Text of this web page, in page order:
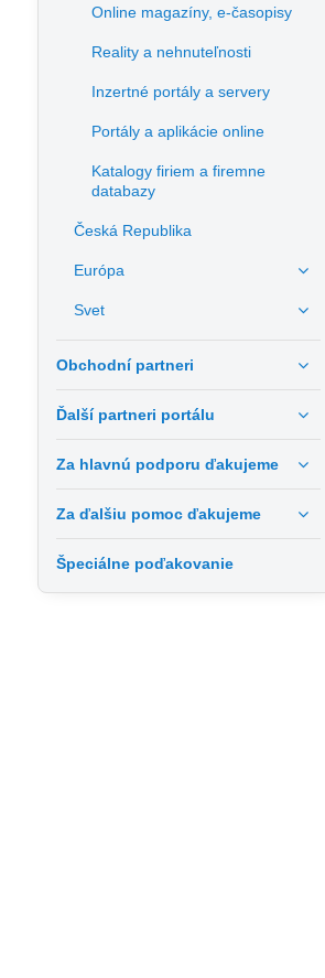
Online magazíny, e-časopisy
Reality a nehnuteľnosti
Inzertné portály a servery
Portály a aplikácie online
Katalogy firiem a firemne
databazy
Česká Republika
Európa
Svet
Obchodní partneri
Ďalší partneri portálu
Za hlavnú podporu ďakujeme
Za ďalšiu pomoc ďakujeme
Špeciálne poďakovanie